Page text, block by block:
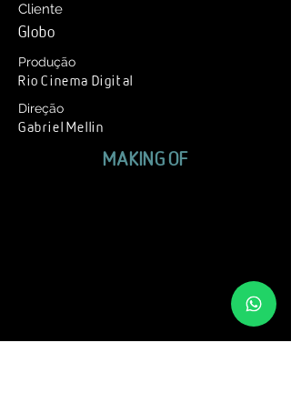
Cliente
Globo
Produção
Rio Cinema Digital
Direção
Gabriel Mellin
MAKING OF